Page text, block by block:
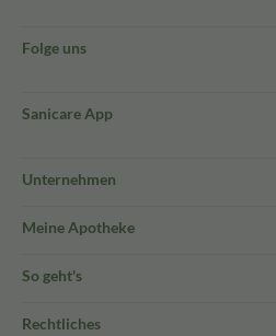
Folge uns
Sanicare App
Unternehmen
Meine Apotheke
So geht's
Rechtliches